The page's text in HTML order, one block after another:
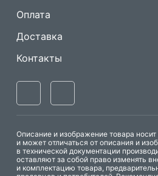
Оплата
Доставка
Контакты
Описание и изображение товара
и может отличаться от описания и
в технической документации
оставляют за собой право изменять
и комплектацию товара,